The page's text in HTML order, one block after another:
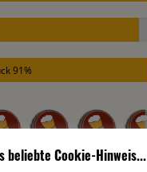
91%
beliebte Cookie-Hinweis...